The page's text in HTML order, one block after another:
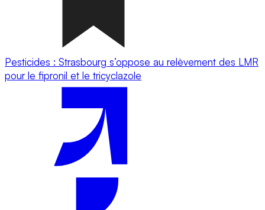
Pesticides : Strasbourg s’oppose au relèvement des LMR
pour le fipronil et le tricyclazole